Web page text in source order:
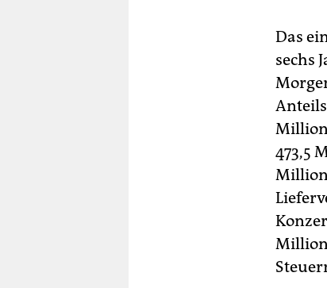
Das
sechs
473,5